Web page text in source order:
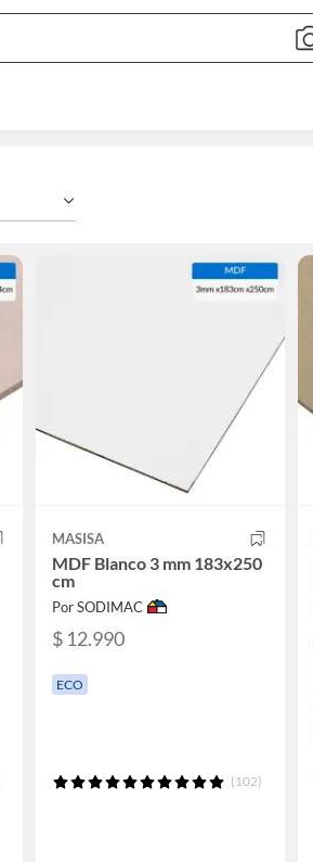
Bar
MASISA
MDF Blanco 3 mm 183x250
cm
Por SODIMAC
$ 12.990
ECO
(102)